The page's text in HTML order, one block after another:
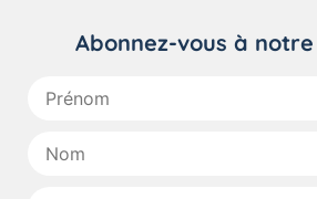
Abonnez-vous à